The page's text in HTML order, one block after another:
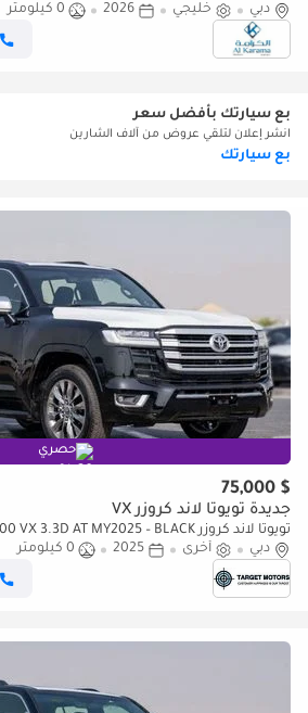
Camera | Radar | Seat memory
دبي خليجي 2026
0 كيلومتر
بع سيارتك بأفضل سعر
انشر إعلان لتلقي عروض من آلاف الشارين
بع سيارتك
حصري
$ 75,000
جديدة تويوتا لاند كروزر VX
تويوتا لاند كروزر VX LC300 VX 3.3D AT MY2025 – BLACK
دبي
أخرى 2025
0 كيلومتر